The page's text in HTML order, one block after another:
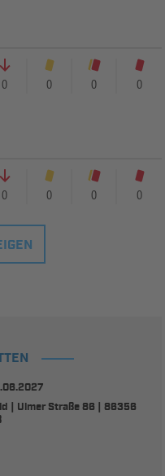
0 0 0 0
0 0 0 0
| Ulmer Straße 86 | 86356